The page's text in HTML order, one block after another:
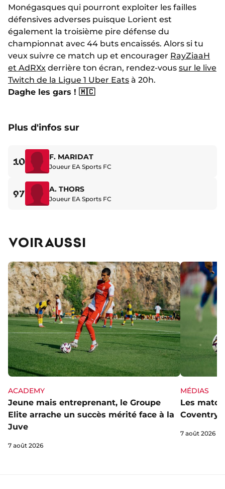
Monégasques qui pourront exploiter les failles
défensives adverses puisque Lorient est
également la troisième pire défense du
championnat avec 44 buts encaissés. Alors si tu
veux suivre ce match up et encourager RayZiaaH
et AdRXx derrière ton écran, rendez-vous sur le live
Twitch de la Ligue 1 Uber Eats à 20h.
Daghe les gars ! 🇲🇨
Plus d'infos sur
10 F. MARIDAT
Joueur EA Sports FC
97 A. THORS
Joueur EA Sports FC
VOIR AUSSI
ACADEMY
Jeune mais entreprenant, le Groupe
Elite arrache un succès mérité face à la
Juve
7 août 2026
MÉDIAS
Les
Coventry
7 août 2026